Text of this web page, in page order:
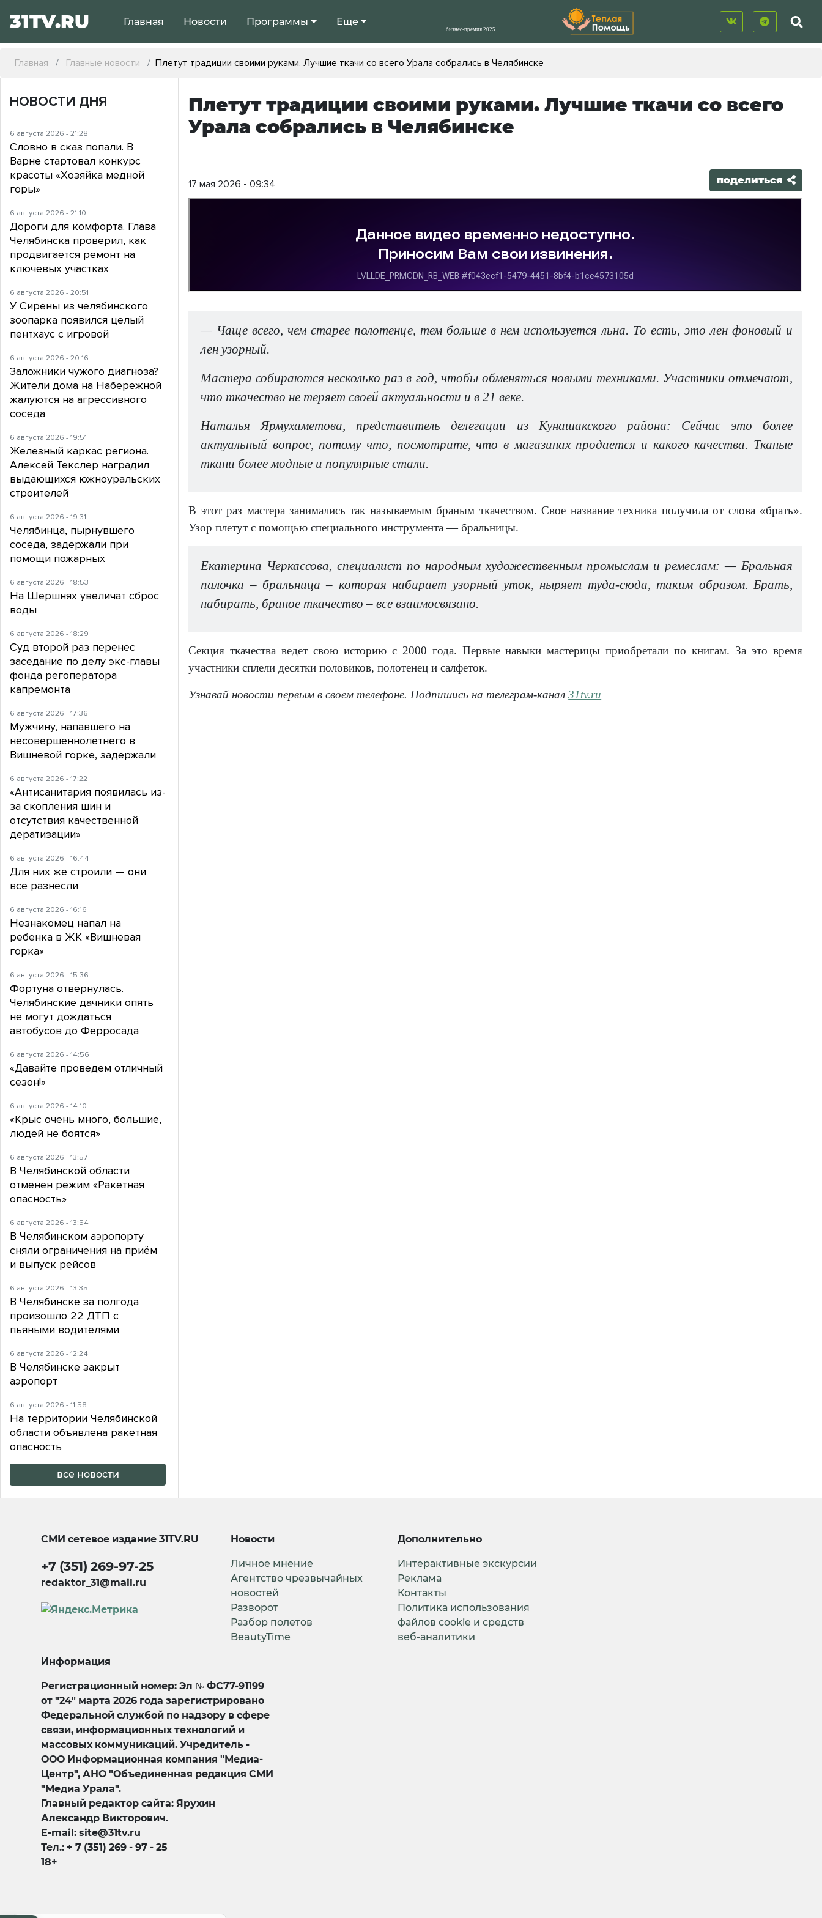
31TV.RU Главная Новости Программы Еще
Главная Главные новости Плетут традиции своими руками. Лучшие ткачи со всего Урала собрались в Челябинске
Плетут традиции своими руками. Лучшие ткачи со всего
Урала собрались в Челябинске
17 мая 2026 - 09:34 поделиться
— Чаще всего, чем старее полотенце, тем больше в нем используется льна. То есть, это лен фоновый и
лен узорный.
Мастера собираются несколько раз в год, чтобы обменяться новыми техниками. Участники отмечают,
что ткачество не теряет своей актуальности и в 21 веке.
Наталья Ярмухаметова, представитель делегации из Кунашакского района: Сейчас это более
актуальный вопрос, потому что, посмотрите, что в магазинах продается и какого качества. Тканые
ткани более модные и популярные стали.
В этот раз мастера занимались так называемым браным ткачеством. Свое название техника получила от слова «брать».
Узор плетут с помощью специального инструмента — бральницы.
Екатерина Черкассова, специалист по народным художественным промыслам и ремеслам: — Бральная
палочка – бральница – которая набирает узорный уток, ныряет туда-сюда, таким образом. Брать,
набирать, браное ткачество – все взаимосвязано.
Секция ткачества ведет свою историю с 2000 года. Первые навыки мастерицы приобретали по книгам. За это время
участники сплели десятки половиков, полотенец и салфеток.
Узнавай новости первым в своем телефоне. Подпишись на телеграм-канал31tv.ru
НОВОСТИ ДНЯ
6 августа 2026 - 21:28
Словно в сказ попали. В
Варне стартовал конкурс
красоты «Хозяйка медной
горы»
6 августа 2026 - 21:10
Дороги для комфорта. Глава
Челябинска проверил, как
продвигается ремонт на
ключевых участках
6 августа 2026 - 20:51
У Сирены из челябинского
зоопарка появился целый
пентхаус с игровой
6 августа 2026 - 20:16
Заложники чужого диагноза?
Жители дома на Набережной
жалуются на агрессивного
соседа
6 августа 2026 - 19:51
Железный каркас региона.
Алексей Текслер наградил
выдающихся южноуральских
строителей
6 августа 2026 - 19:31
Челябинца, пырнувшего
соседа, задержали при
помощи пожарных
6 августа 2026 - 18:53
На Шершнях увеличат сброс
воды
6 августа 2026 - 18:29
Суд второй раз перенес
заседание по делу экс-главы
фонда регоператора
капремонта
6 августа 2026 - 17:36
Мужчину, напавшего на
несовершеннолетнего в
Вишневой горке, задержали
6 августа 2026 - 17:22
«Антисанитария появилась из-
за скопления шин и
отсутствия качественной
дератизации»
6 августа 2026 - 16:44
Для них же строили — они
все разнесли
6 августа 2026 - 16:16
Незнакомец напал на
ребенка в ЖК «Вишневая
горка»
6 августа 2026 - 15:36
Фортуна отвернулась.
Челябинские дачники опять
не могут дождаться
автобусов до Ферросада
6 августа 2026 - 14:56
«Давайте проведем отличный
сезон!»
6 августа 2026 - 14:10
«Крыс очень много, большие,
людей не боятся»
6 августа 2026 - 13:57
В Челябинской области
отменен режим «Ракетная
опасность»
6 августа 2026 - 13:54
В Челябинском аэропорту
сняли ограничения на приём
и выпуск рейсов
6 августа 2026 - 13:35
В Челябинске за полгода
произошло 22 ДТП с
пьяными водителями
6 августа 2026 - 12:24
В Челябинске закрыт
аэропорт
6 августа 2026 - 11:58
На территории Челябинской
области объявлена ракетная
опасность
все новости
СМИ сетевое издание31TV.RU
+7 (351) 269-97-25
redaktor_31@mail.ru
Новости
Личное мнение
Агентство чрезвычайных
новостей
Разворот
Разбор полетов
BeautyTime
Дополнительно
Интерактивные экскурсии
Реклама
Контакты
Политика использования
файлов cookie и средств
веб-аналитики
Информация
Регистрационный номер: Эл № ФС77-91199
от "24" марта 2026 года зарегистрировано
Федеральной службой по надзору в сфере
связи, информационных технологий и
массовых коммуникаций. Учредитель -
ООО Информационная компания "Медиа-
Центр", АНО "Объединенная редакция СМИ
"Медиа Урала".
Главный редактор сайта: Ярухин
Александр Викторович.
E-mail: site@31tv.ru
Тел.: + 7 (351) 269 - 97 - 25
18+